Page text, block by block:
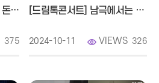
센터
에 보시는 망원경이 있죠.
[드림톡콘서트] 우주시대! 돈 되는 우주 인터넷 이야기
375
[드림톡콘서트] 남극에서는 어떤 연구를 할까?
2024-10-11 VIEWS 326